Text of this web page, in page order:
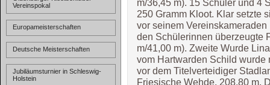
Vereinspokal
Europameisterschaften
Deutsche Meisterschaften
Jubiläumsturnier in Schleswig-
Holstein
m/36,45 m). 15 Schüler und 4
250 Gramm Kloot. Klar setzte
vor seinem
den Schülerinnen überzeugte
m/41,00 m). Zweite Wurde
vom Hartwarden Schild wurde
vor dem Titelverteidiger
Friesische Wehde, 208,80 m.